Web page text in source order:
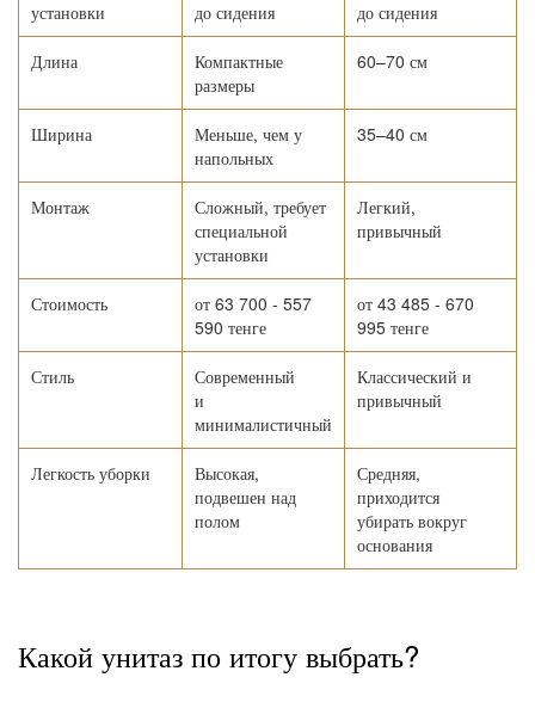
установки
до сидения
до сидения
Длина
Компактные
размеры
60–70 см
Ширина
Меньше, чем у
напольных
35–40 см
Монтаж
Сложный, требует
специальной
установки
Легкий,
привычный
Стоимость
от 63 700 - 557
590 тенге
от 43 485 - 670
995 тенге
Стиль
Современный
и
минималистичный
Классический и
привычный
Легкость уборки
Высокая,
подвешен над
полом
Средняя,
приходится
убирать вокруг
основания
Какой унитаз по итогу выбрать?